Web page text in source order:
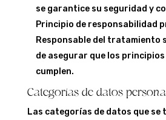
se garantice su seguridad y
Principio de responsabilidad
Responsable del tratamiento
de asegurar que los
cumplen.
Categorías de datos
Las categorías de datos que